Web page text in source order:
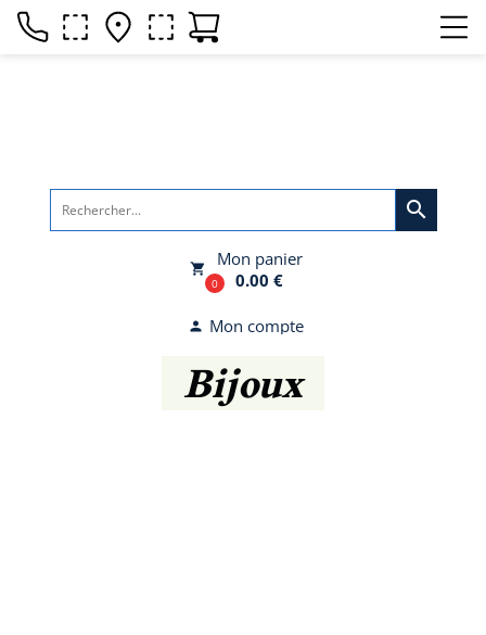
search
local_grocery_store
0
Mon panier
0.00 €
person Mon compte
Bijoux